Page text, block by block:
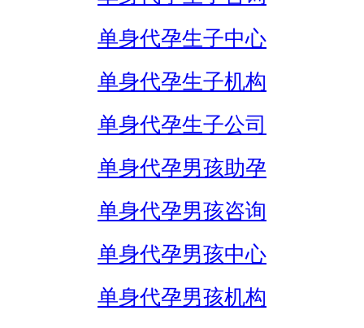
单身代孕生子中心
单身代孕生子机构
单身代孕生子公司
单身代孕男孩助孕
单身代孕男孩咨询
单身代孕男孩中心
单身代孕男孩机构